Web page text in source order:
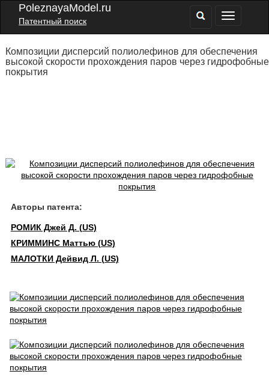
PoleznayaModel.ru
Патентный поиск
Композиции дисперсий полиолефинов для обеспечения
высокой скорости прохождения паров через гидрофобные
покрытия
Авторы патента:
РОМИК Джей Д. (US)
КРИММИНС Маттью (US)
МАЛОТКИ Дейвид Л. (US)